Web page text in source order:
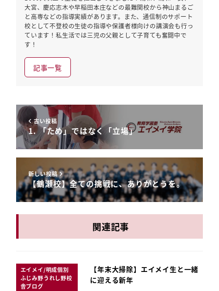
大宮、慶応志木や早稲田本庄などの最難関校から神山まるご
と高専などの指導実績があります。また、通信制のサポート
校として不登校の生徒の指導や保護者様向けの講演会も行っ
ています！私生活では三児の父親として子育ても奮闘中で
す！
記事一覧
古い投稿
1. 「ため」ではなく「立場」
新しい投稿
【鶴瀬校】全ての挑戦に、ありがとうを。
関連記事
エイメイ/明成個別
ふじみ野うれし野校
舎ブログ
【年末大掃除】エイメイ生と一緒
に迎える新年